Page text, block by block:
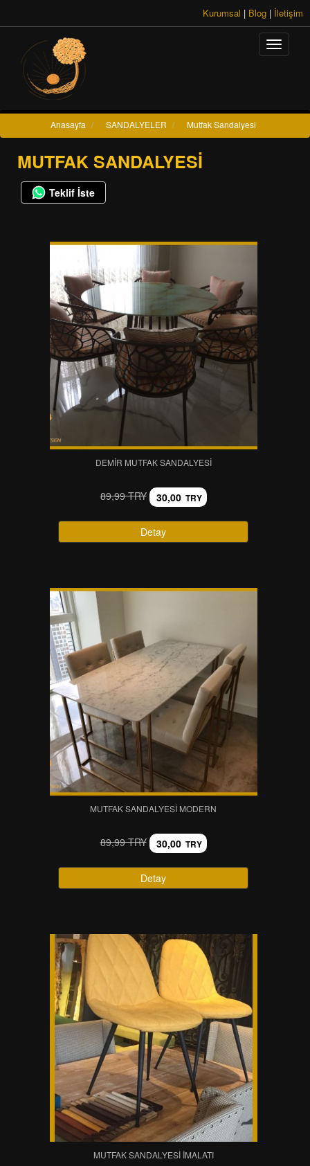
Kurumsal | Blog | İletişim
Anasayfa / SANDALYELER / Mutfak Sandalyesi
MUTFAK SANDALYESI
Teklif İste
DEMIR MUTFAK SANDALYESI
89,99 TRY 30,00 TRY
Detay
MUTFAK SANDALYESI MODERN
89,99 TRY 30,00 TRY
Detay
MUTFAK SANDALYESI İMALATI